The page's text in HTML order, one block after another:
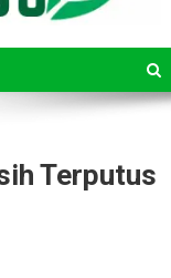
Terputus